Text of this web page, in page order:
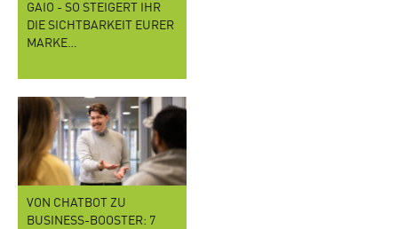
GAIO - SO STEIGERT IHR
DIE SICHTBARKEIT EURER
MARKE…
VON CHATBOT ZU
BUSINESS-BOOSTER: 7